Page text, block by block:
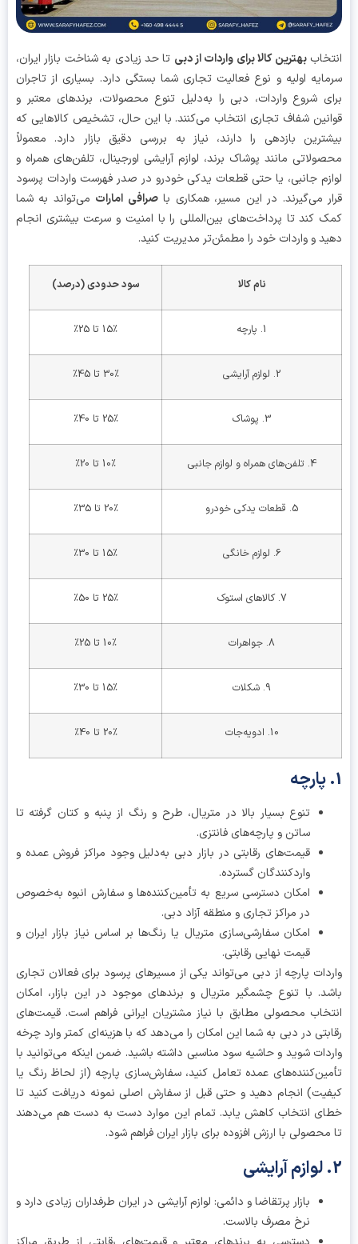
بهترین کالا برای واردات از دبیتا حد زیادی به شناخت بازار ایران،
اولیه و نوع فعالیت تجاری شما بستگی دارد. بسیاری از تاجران
شروع واردات، دبی را به‌دلیل تنوع محصولات، برندهای معتبر و
شفاف تجاری انتخاب می‌کنند. با این حال، تشخیص کالاهایی که
بازدهی را دارند، نیاز به بررسی دقیق بازار دارد. معمولاً
مانند پوشاک برند، لوازم آرایشی اورجینال، تلفن‌های همراه و
جانبی، یا حتی قطعات یدکی خودرو در صدر فهرست واردات پرسود
می‌گیرند. در این مسیر، همکاری باصرافی امارات می‌تواند به شما
کند تا پرداخت‌های بین‌المللی را با امنیت و سرعت بیشتری انجام
و واردات خود را مطمئن‌تر مدیریت کنید.
سود حدودی (درصد)
تنوع بسیار بالا در متریال، طرح و رنگ از پنبه و کتان گرفته تا
ساتن و پارچه‌های فانتزی.
قیمت‌های رقابتی در بازار دبی به‌دلیل وجود مراکز فروش عمده و
واردکنندگان گسترده.
امکان دسترسی سریع به تأمین‌کننده‌ها و سفارش انبوه به‌خصوص
در مراکز تجاری و منطقه آزاد دبی.
امکان سفارشی‌سازی متریال یا رنگ‌ها بر اساس نیاز بازار ایران و
قیمت نهایی رقابتی.
پارچه از دبی می‌تواند یکی از مسیرهای پرسود برای فعالان تجاری
با تنوع چشمگیر متریال و برندهای موجود در این بازار، امکان
محصولی مطابق با نیاز مشتریان ایرانی فراهم است. قیمت‌های
در دبی به شما این امکان را می‌دهد که با هزینه‌ای کمتر وارد چرخه
شوید و حاشیه سود مناسبی داشته باشید. ضمن اینکه می‌توانید با
عمده تعامل کنید، سفارش‌سازی پارچه (از لحاظ رنگ یا
انجام دهید و حتی قبل از سفارش اصلی نمونه دریافت کنید تا
انتخاب کاهش یابد. تمام این موارد دست به دست هم می‌دهند
با ارزش افزوده برای بازار ایران فراهم شود.
بازار پرتقاضا و دائمی: لوازم آرایشی در ایران طرفداران زیادی دارد و
نرخ مصرف بالاست.